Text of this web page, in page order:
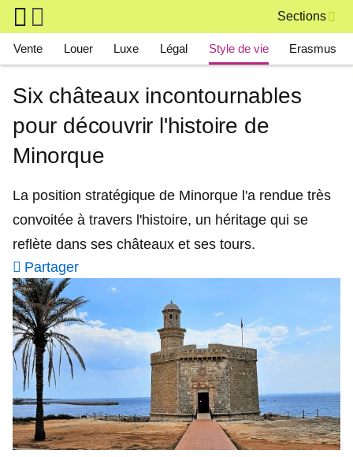
Skip to main content
Sections
Main navigation
Vente Louer Luxe Légal Style de vie Erasmus
Six châteaux incontournables
pour découvrir l'histoire de
Minorque
La position stratégique de Minorque l'a rendue très
convoitée à travers l'histoire, un héritage qui se
reflète dans ses châteaux et ses tours.
Partager